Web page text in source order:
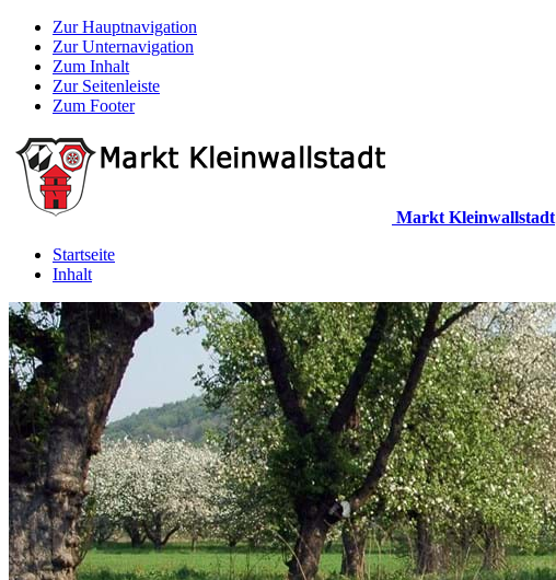
Zur Hauptnavigation
Zur Unternavigation
Zum Inhalt
Zur Seitenleiste
Zum Footer
Markt Kleinwallstadt
Startseite
Inhalt